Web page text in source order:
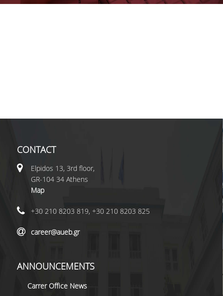
CONTACT
Elpidos 13, 3rd floor,
GR-104 34 Athens
Map
+30 210 8203 819, +30 210 8203 825
career@aueb.gr
ANNOUNCEMENTS
Carrer Office News